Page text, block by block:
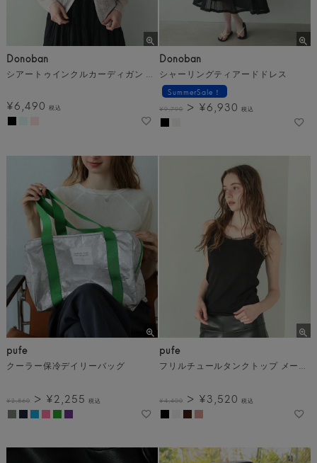
Donoban
シアートゥインクルカーディガン メール便
¥6,490 税込
Donoban
シャーリングティアードドレス
SummerSale！
¥9,790 ¥6,930 税込
pufe
クーラー保冷デイリーバッグ
¥2,860 ¥2,255 税込
pufe
フリルチュールタンクトップ メール便
¥4,400 ¥3,520 税込